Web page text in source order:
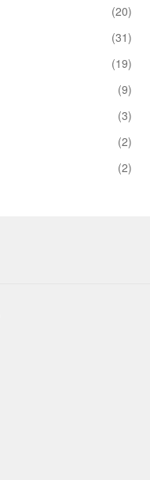
(20)
(31)
(19)
(9)
(3)
(2)
(2)